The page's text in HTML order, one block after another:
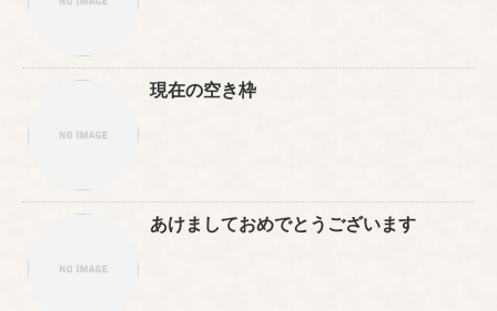
現在の空き枠
あけましておめでとうございます